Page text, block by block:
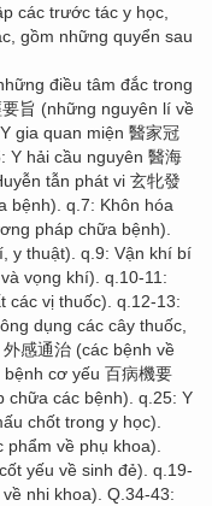
các trước tác y học,
gồm những quyển sau
điều tâm đắc trong
旨 (những nguyên lí về
gia quan miện 醫家冠
Y hải cầu nguyên 醫海
tẫn phát vi 玄牝發
bệnh). q.7: Khôn hóa
pháp chữa bệnh).
y thuật). q.9: Vận khí bí
vọng khí). q.10-11:
các vị thuốc). q.12-13:
dụng các cây thuốc,
感通治 (các bệnh về
cơ yếu 百病機要
chữa các bệnh). q.25: Y
chốt trong y học).
về phụ khoa).
yếu về sinh đẻ). q.19-
nhi khoa). Q.34-43: